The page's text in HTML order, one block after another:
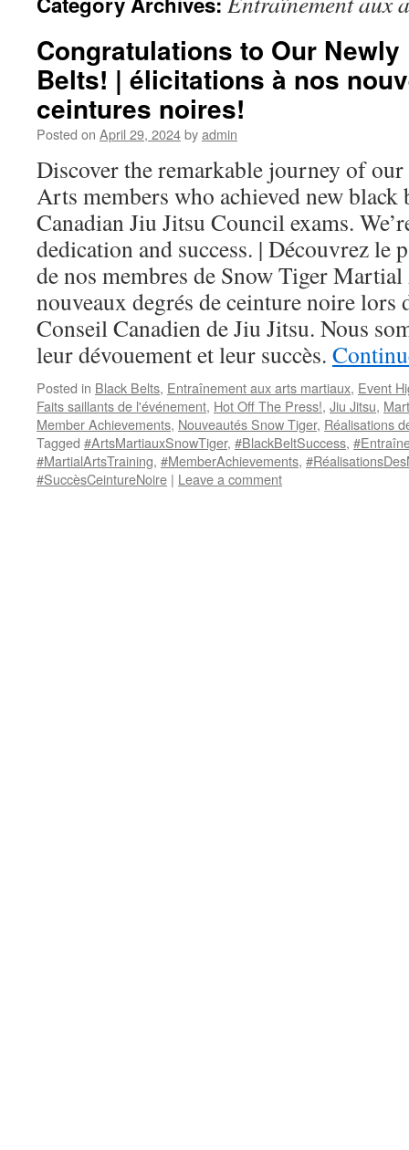
Congratulations to Our
Belts! | élicitations à nos
ceintures noires!
Posted on April 29, 2024byadmin
Discover the remarkable journey of
Arts members who achieved new black
Canadian Jiu Jitsu Council exams.
dedication and success. | Découvrez le
de nos membres de Snow Tiger
nouveaux degrés de ceinture noire lors
Conseil Canadien de Jiu Jitsu. Nous
leur dévouement et leur succès.
Posted in Black Belts, Entraînement aux arts martiaux, Event
Faits saillants de l'événement, Hot Off The Press!, Jiu Jitsu,
Member Achievements, Nouveautés Snow Tiger, Réalisations
Tagged #ArtsMartiauxSnowTiger, #BlackBeltSuccess,
#MartialArtsTraining, #MemberAchievements,
#SuccèsCeintureNoire | Leave a comment